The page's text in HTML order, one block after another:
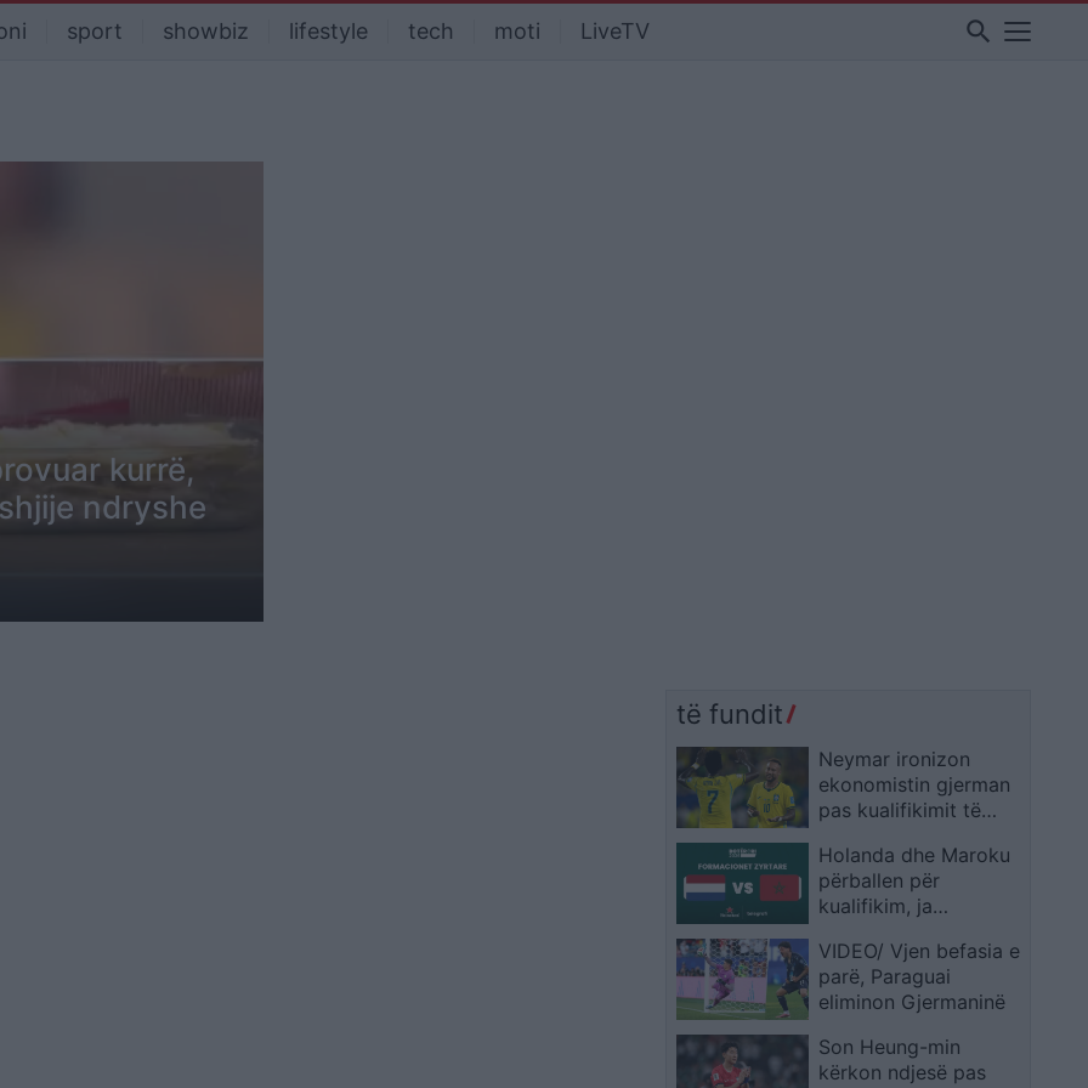
sport showbiz lifestyle tech moti LiveTV search
kurrë,
ndryshe
të fundit
Neymar ironizon
ekonomistin gjerman
pas kualifikimit të
në Botërorin e
ardhshëm
Holanda dhe Maroku
përballen për
kualifikim, ja
VIDEO/ Vjen befasia e
parë, Paraguai
eliminon Gjermaninë
Son Heung-min
kërkon ndjesë pas